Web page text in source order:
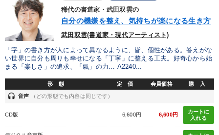
稀代の書道家・武田双雲の
自分の機嫌を整え、気持ちが楽になる生き方
武田双雲(書道家・現代アーティスト)
「字」の書き方が人によって異なるように、皆、個性がある。答えがな
い世界に自分も周りも幸せになる「丁寧」に整える工夫。好奇心から始
まる「楽しさ」の追求、「氣」の力… A2240...
形 態 定 価 会員価格 購 入
headset 音声 （どの形態でも内容は同じです）
CD版 6,600円 6,600円
カートに
入れる